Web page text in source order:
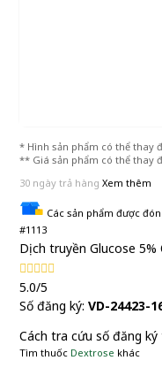
* Hình sản phẩm có thể thay
** Giá sản phẩm có thể thay
30 ngày trả hàng Xem thêm
Các sản phẩm được
#1113
Dịch truyền Glucose
5.0/5
Số đăng ký: VD-24423-
Cách tra cứu số đăng
Tìm thuốc Dextrose khác